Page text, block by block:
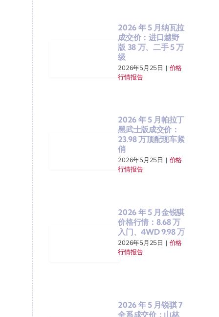
2026 年 5 月纳瓦拉
成交价：进口越野
版 38 万、二手 5 万
级
2026年5月25日 | 价格
行情报告
2026 年 5 月帕拉丁
黑武士版成交价：
23.98 万顶配现车紧
俏
2026年5月25日 | 价格
行情报告
2026 年 5 月金锐骐
价格行情：8.68 万
入门、4WD 9.98 万
2026年5月25日 | 价格
行情报告
2026 年 5 月锐骐 7
全系成交价：山林